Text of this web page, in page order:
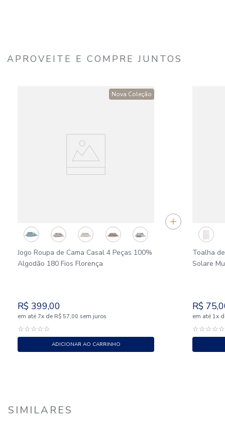
APROVEITE E COMPRE JUNTOS
Nova Coleção
Jogo Roupa de Cama Casal 4 Peças 100%
Algodão 180 Fios Florença
R$ 399,00
em até 7x de R$ 57,00 sem juros
☆☆☆☆☆
ADICIONAR AO CARRINHO
Toalha
Solare
R$ 75,
em até 1x
☆☆☆☆☆
SIMILARES